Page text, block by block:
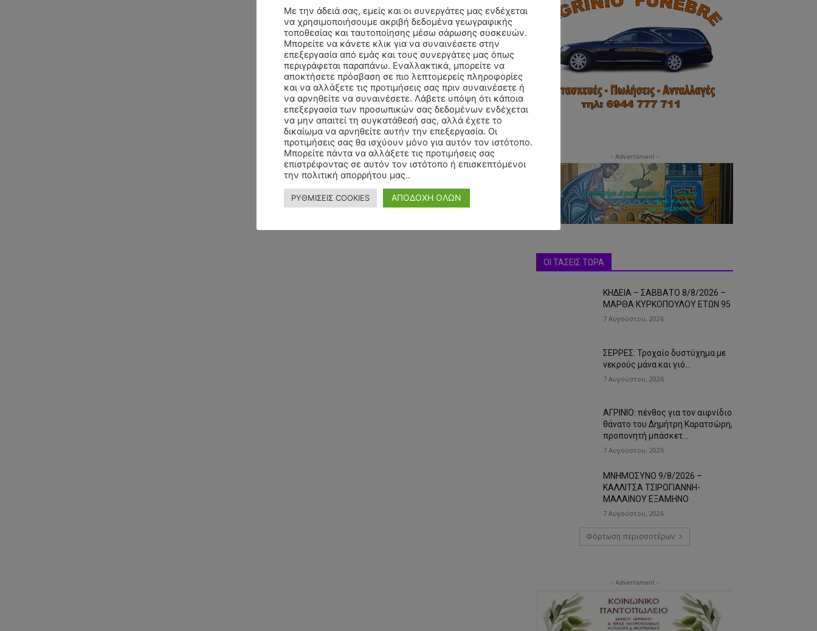
- Advertisment -
ΟΙ ΤΑΣΕΙΣ ΤΩΡΑ
ΚΗΔΕΙΑ – ΣΑΒΒΑΤΟ 8/8/2026 –
ΜΑΡΘΑ ΚΥΡΚΟΠΟΥΛΟΥ ΕΤΩΝ 95
7 Αυγούστου, 2026
ΣΕΡΡΕΣ: Τροχαίο δυστύχημα με
νεκρούς μάνα και γιό…
7 Αυγούστου, 2026
ΑΓΡΙΝΙΟ: πένθος για τον αιφνίδιο
θάνατο του Δημήτρη Καρατσώρη,
προπονητή μπάσκετ…
7 Αυγούστου, 2026
ΜΝΗΜΟΣΥΝΟ 9/8/2026 –
ΚΑΛΛΙΤΣΑ ΤΣΙΡΟΓΙΑΝΝΗ-
ΜΑΛΑΙΝΟΥ ΕΞΑΜΗΝΟ
7 Αυγούστου, 2026
Φόρτωση περισσοτέρων
- Advertisment -
Με την άδειά σας, εμείς και οι συνεργάτες μας ενδέχεται
να χρησιμοποιήσουμε ακριβή δεδομένα γεωγραφικής
τοποθεσίας και ταυτοποίησης μέσω σάρωσης συσκευών.
Μπορείτε να κάνετε κλικ για να συναινέσετε στην
επεξεργασία από εμάς και τους συνεργάτες μας όπως
περιγράφεται παραπάνω. Εναλλακτικά, μπορείτε να
αποκτήσετε πρόσβαση σε πιο λεπτομερείς πληροφορίες
και να αλλάξετε τις προτιμήσεις σας πριν συναινέσετε ή
να αρνηθείτε να συναινέσετε. Λάβετε υπόψη ότι κάποια
επεξεργασία των προσωπικών σας δεδομένων ενδέχεται
να μην απαιτεί τη συγκατάθεσή σας, αλλά έχετε το
δικαίωμα να αρνηθείτε αυτήν την επεξεργασία. Οι
προτιμήσεις σας θα ισχύουν μόνο για αυτόν τον ιστότοπο.
Μπορείτε πάντα να αλλάξετε τις προτιμήσεις σας
επιστρέφοντας σε αυτόν τον ιστότοπο ή επισκεπτόμενοι
την πολιτική απορρήτου μας..
ΡΥΘΜΙΣΕΙΣ COOKIES ΑΠΟΔΟΧΗ ΟΛΩΝ